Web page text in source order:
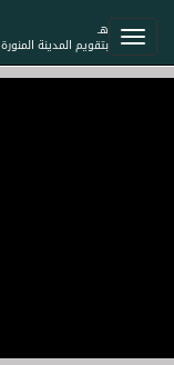
هـ
بتقويم المدينة المنورة